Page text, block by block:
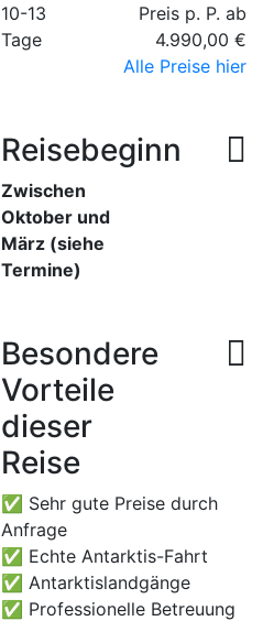
10-13
Tage
Preis p. P. ab
4.990,00 €
Alle Preise hier
Reisebeginn
Zwischen
Oktober und
März (siehe
Termine)
Besondere
Vorteile
dieser
Reise
✅ Sehr gute Preise durch
Anfrage
✅ Echte Antarktis-Fahrt
✅ Antarktislandgänge
✅ Professionelle Betreuung